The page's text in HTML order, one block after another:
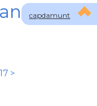
capdamunt
17 >